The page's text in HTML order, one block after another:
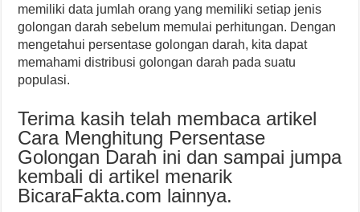
memiliki data jumlah orang yang memiliki setiap jenis
golongan darah sebelum memulai perhitungan. Dengan
mengetahui persentase golongan darah, kita dapat
memahami distribusi golongan darah pada suatu
populasi.
Terima kasih telah membaca artikel
Cara Menghitung Persentase
Golongan Darah ini dan sampai jumpa
kembali di artikel menarik
BicaraFakta.com lainnya.